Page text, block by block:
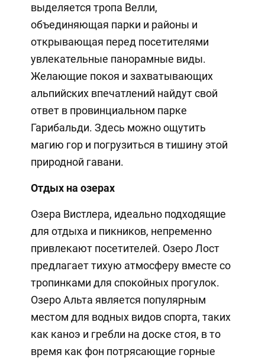
выделяется тропа Велли,
объединяющая парки и районы и
открывающая перед посетителями
увлекательные панорамные виды.
Желающие покоя и захватывающих
альпийских впечатлений найдут свой
ответ в провинциальном парке
Гарибальди. Здесь можно ощутить
магию гор и погрузиться в тишину этой
природной гавани.
Отдых на озерах
Озера Вистлера, идеально подходящие
для отдыха и пикников, непременно
привлекают посетителей. Озеро Лост
предлагает тихую атмосферу вместе со
тропинками для спокойных прогулок.
Озеро Альта является популярным
местом для водных видов спорта, таких
как каноэ и гребли на доске стоя, в то
время как фон потрясающие горные